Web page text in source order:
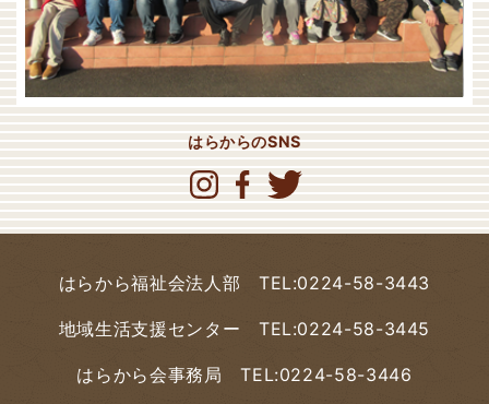
はらからのSNS
はらから福祉会法人部 TEL:0224-58-3443
地域生活支援センター TEL:0224-58-3445
はらから会事務局TEL:0224-58-3446